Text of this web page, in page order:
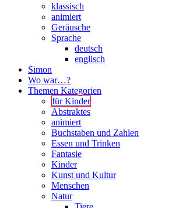
klassisch
animiert
Geräusche
Sprache
deutsch
englisch
Simon
Wo war…?
Themen Kategorien
für Kinder
Abstraktes
animiert
Buchstaben und Zahlen
Essen und Trinken
Fantasie
Kinder
Kunst und Kultur
Menschen
Natur